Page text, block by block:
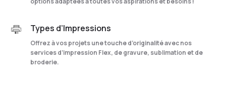
Types d’Impressions
Offrez à vos projets une touche d’originalité avec nos
services d’impression Flex, de gravure, sublimation et de
broderie.